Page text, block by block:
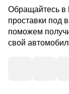
Обращайтесь
проставки под
поможем
свой